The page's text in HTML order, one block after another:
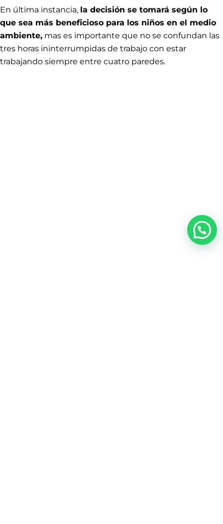
En última instancia, la decisión se tomará según lo
que sea más beneficioso para los niños en el medio
ambiente, mas es importante que no se confundan las
tres horas ininterrumpidas de trabajo con estar
trabajando siempre entre cuatro paredes.